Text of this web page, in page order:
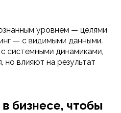
уровнем — целями
— с видимыми данными.
системными динамиками,
но влияют на результат
бизнесе, чтобы
стр. 24,